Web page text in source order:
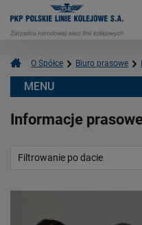
O Spółce Biuro prasowe
Informacje
Filtrowanie po dacie
MENU
Aktualności
Multimedia